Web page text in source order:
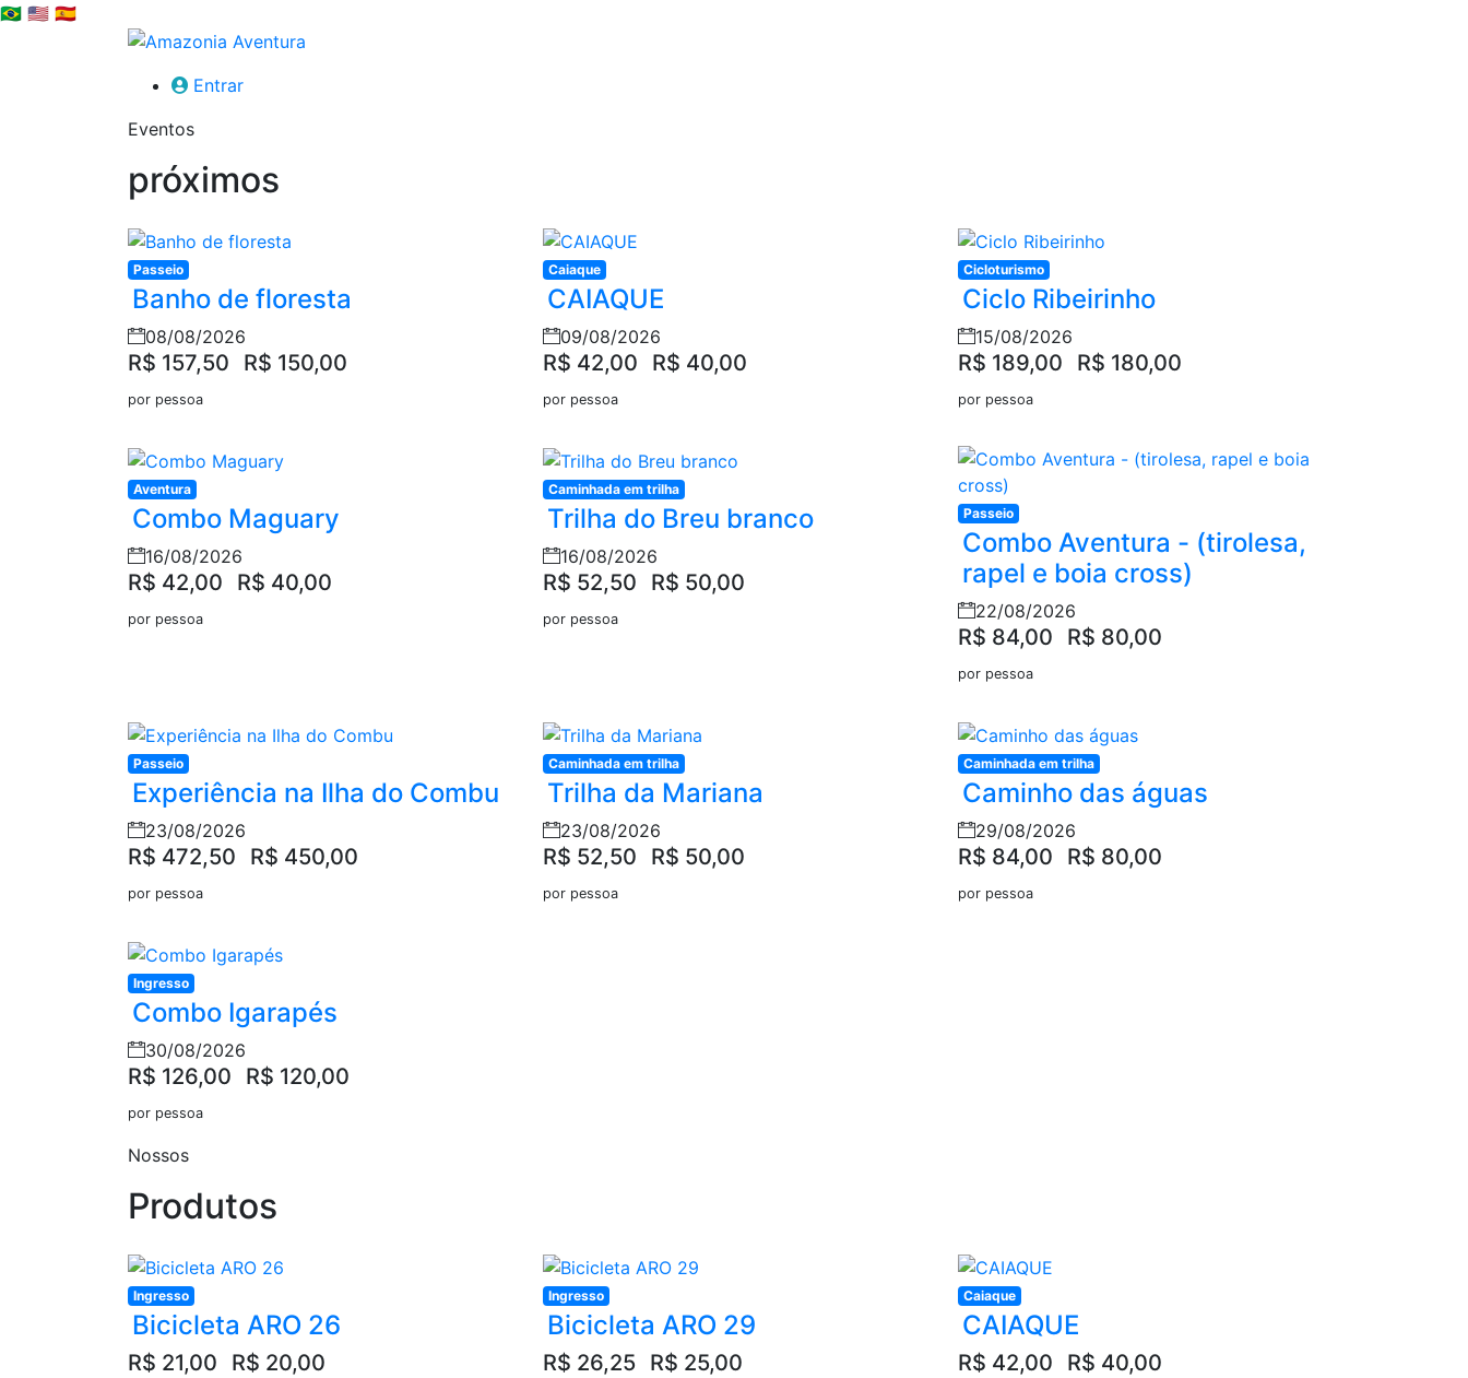
🇧🇷 🇺🇸 🇪🇸
Entrar
Eventos
próximos
Passeio
Banho de floresta
08/08/2026
R$ 157,50 R$ 150,00
por pessoa
Caiaque
CAIAQUE
09/08/2026
R$ 42,00 R$ 40,00
por pessoa
Cicloturismo
Ciclo Ribeirinho
15/08/2026
R$ 189,00 R$ 180,00
por pessoa
Aventura
Combo Maguary
16/08/2026
R$ 42,00 R$ 40,00
por pessoa
Caminhada em trilha
Trilha do Breu branco
16/08/2026
R$ 52,50 R$ 50,00
por pessoa
Passeio
Combo Aventura - (tirolesa,
rapel e boia cross)
22/08/2026
R$ 84,00 R$ 80,00
por pessoa
Passeio
Experiência na Ilha do Combu
23/08/2026
R$ 472,50 R$ 450,00
por pessoa
Caminhada em trilha
Trilha da Mariana
23/08/2026
R$ 52,50 R$ 50,00
por pessoa
Caminhada em trilha
Caminho das águas
29/08/2026
R$ 84,00 R$ 80,00
por pessoa
Ingresso
Combo Igarapés
30/08/2026
R$ 126,00 R$ 120,00
por pessoa
Nossos
Produtos
Ingresso
Bicicleta ARO 26
R$ 21,00 R$ 20,00
Ingresso
Bicicleta ARO 29
R$ 26,25 R$ 25,00
Caiaque
CAIAQUE
R$ 42,00 R$ 40,00